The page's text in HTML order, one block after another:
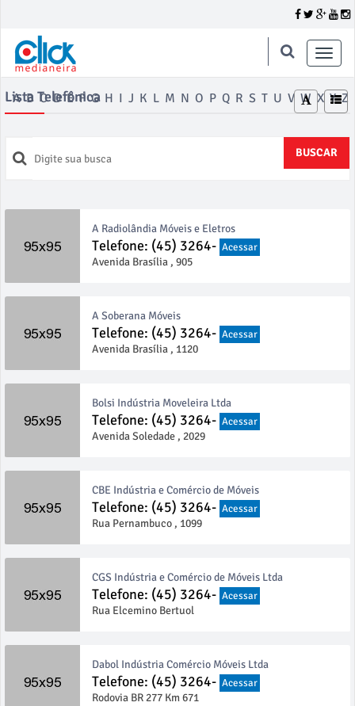
Toggle
Lista Telefônica
A B C D E F G H I J K L M N O P Q R S T U V W X Y Z
BUSCAR
A Radiolândia Móveis e Eletros
Telefone: (45) 3264- Acessar
Avenida Brasília , 905
A Soberana Móveis
Telefone: (45) 3264- Acessar
Avenida Brasília , 1120
Bolsi Indústria Moveleira Ltda
Telefone: (45) 3264- Acessar
Avenida Soledade , 2029
CBE Indústria e Comércio de Móveis
Telefone: (45) 3264- Acessar
Rua Pernambuco , 1099
CGS Indústria e Comércio de Móveis Ltda
Telefone: (45) 3264- Acessar
Rua Elcemino Bertuol
Dabol Indústria Comércio Móveis Ltda
Telefone: (45) 3264- Acessar
Rodovia BR 277 Km 671